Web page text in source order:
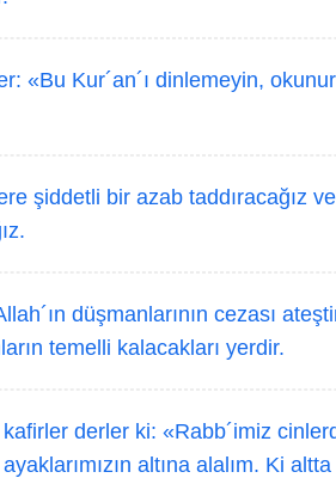
«Bu Kur´an´ı dinlemeyin,
şiddetli bir azab taddıracağız ve
düşmanlarının cezası
temelli kalacakları yerdir.
derler ki: «Rabb´imiz
altına alalım. Ki